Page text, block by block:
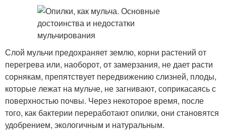
Слой мульчи предохраняет землю, корни растений от
перегрева или, наоборот, от замерзания, не дает расти
сорнякам, препятствует передвижению слизней, плоды,
которые лежат на мульче, не загнивают, соприкасаясь с
поверхностью почвы. Через некоторое время, после
того, как бактерии переработают опилки, они становятся
удобрением, экологичным и натуральным.